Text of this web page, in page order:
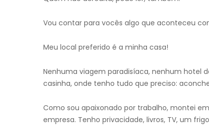
Vou contar para vocês algo que aconteceu
Meu local preferido é a minha casa!
Nenhuma viagem paradisíaca, nenhum hotel
casinha, onde tenho tudo que preciso:
Como sou apaixonado por trabalho, montei
empresa. Tenho privacidade, livros, TV, um